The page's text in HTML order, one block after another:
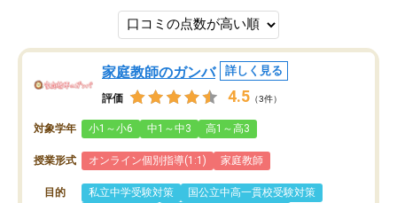
家庭教師のガンバ 詳しく見る
評価 4.5 （3件）
対象学年 小1～小6 中1～中3 高1～高3
授業形式 オンライン個別指導(1:1) 家庭教師
目的 私立中学受験対策
国公立中高一貫校受験対策